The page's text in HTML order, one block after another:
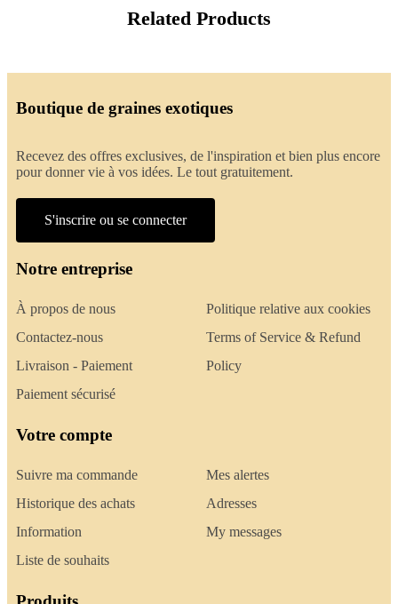
Related Products
Boutique de graines exotiques
Recevez des offres exclusives, de l'inspiration et bien plus encore
pour donner vie à vos idées. Le tout gratuitement.
S'inscrire ou se connecter
Notre entreprise
À propos de nous
Contactez-nous
Livraison - Paiement
Paiement sécurisé
Politique relative aux cookies
Terms of Service & Refund
Policy
Votre compte
Suivre ma commande
Historique des achats
Information
Liste de souhaits
Mes alertes
Adresses
My messages